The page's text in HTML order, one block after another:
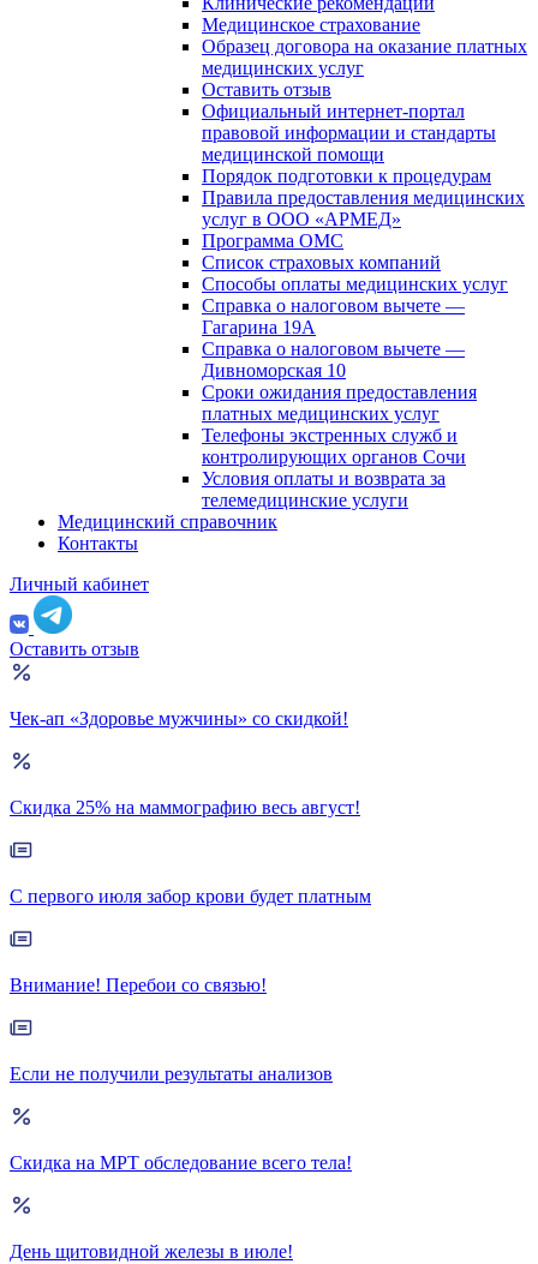
Медицинское страхование
Образец договора на оказание платных
медицинских услуг
Оставить отзыв
Официальный интернет-портал
правовой информации и стандарты
медицинской помощи
Порядок подготовки к процедурам
Правила предоставления медицинских
услуг в ООО «АРМЕД»
Программа ОМС
Список страховых компаний
Способы оплаты медицинских услуг
Справка о налоговом вычете —
Гагарина 19А
Справка о налоговом вычете —
Дивноморская 10
Сроки ожидания предоставления
платных медицинских услуг
Телефоны экстренных служб и
контролирующих органов Сочи
Условия оплаты и возврата за
телемедицинские услуги
Медицинский справочник
Контакты
Личный кабинет
Оставить отзыв
Чек-ап «Здоровье мужчины» со скидкой!
Скидка 25% на маммографию весь август!
С первого июля забор крови будет платным
Внимание! Перебои со связью!
Если не получили результаты анализов
Скидка на МРТ обследование всего тела!
День щитовидной железы в июле!